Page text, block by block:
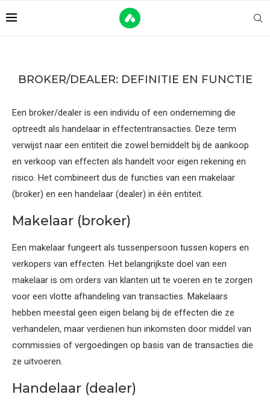
BROKER/DEALER: DEFINITIE EN FUNCTIE
Een broker/dealer is een individu of een onderneming die
optreedt als handelaar in effectentransacties. Deze term
verwijst naar een entiteit die zowel bemiddelt bij de aankoop
en verkoop van effecten als handelt voor eigen rekening en
risico. Het combineert dus de functies van een makelaar
(broker) en een handelaar (dealer) in één entiteit.
Makelaar (broker)
Een makelaar fungeert als tussenpersoon tussen kopers en
verkopers van effecten. Het belangrijkste doel van een
makelaar is om orders van klanten uit te voeren en te zorgen
voor een vlotte afhandeling van transacties. Makelaars
hebben meestal geen eigen belang bij de effecten die ze
verhandelen, maar verdienen hun inkomsten door middel van
commissies of vergoedingen op basis van de transacties die
ze uitvoeren.
Handelaar (dealer)